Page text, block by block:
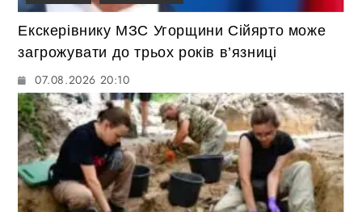
Екскерівнику МЗС Угорщини Сійярто може
загрожувати до трьох років в’язниці
07.08.2026 20:10